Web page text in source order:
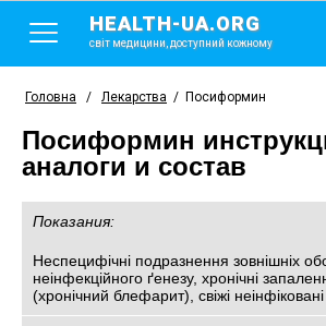
HEALTH-UA.ORG
світ медицини, доступний кожному
Головна / Лекарства / Посиформин
Посиформин
аналоги и состав
Показания:
Неспецифічні подразнення зовнішніх
неінфекційного ґенезу, хронічні
(хронічний блефарит), свіжі неінфіковані